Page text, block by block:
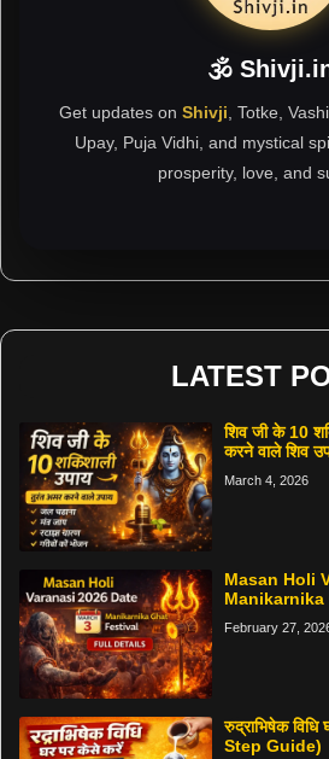
🕉
Get updates on Shivji, Totke,
Upay, Puja Vidhi, and mystical
prosperity, love, and
LATEST
शिव जी के 10
करने वाले शिव
March 4, 2026
Masan Holi
February 27,
रुद्राभिषेक
Step Guide)